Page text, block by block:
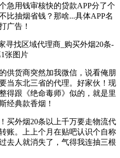
急用钱审核快的贷款APP分了个
比抽烟省钱？那啥...具体APP名
广告！
供货商突然加我微信，说看俺朋
当东北三省的代理。好家伙！现
得跟《绝命毒师》似的，就是里
经典款香烟！
买外烟20条以上千万要走物流代
账。上上个月在贴吧认识个自称
去人就消失了，气得我连抽三根